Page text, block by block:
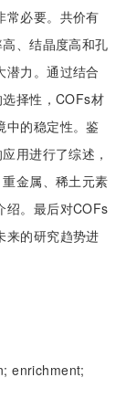
常必要。共价有
、结晶度高和孔
潜力。通过结合
择性，COFs材
中的稳定性。鉴
用进行了综述，
金属、稀土元素
绍。最后对COFs
来的研究趋势进
enrichment;